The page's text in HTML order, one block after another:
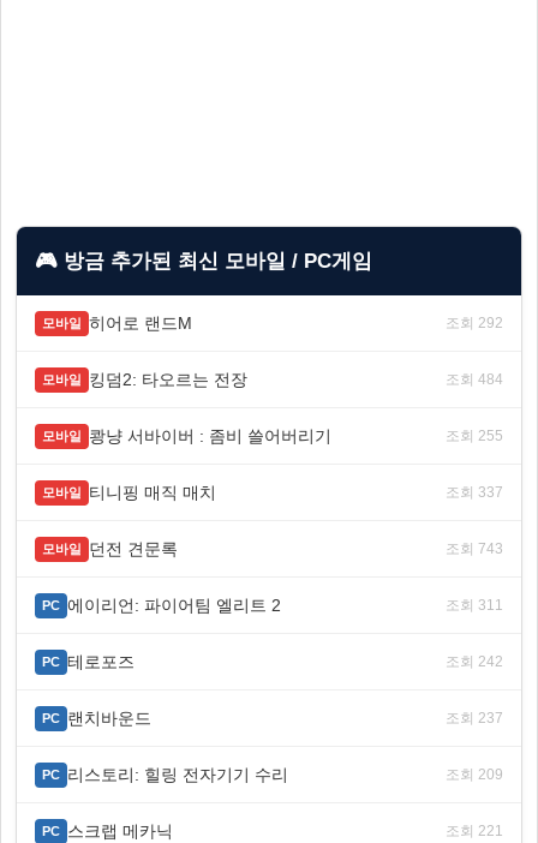
🎮 방금 추가된 최신 모바일 / PC게임
모바일 히어로 랜드M 조회 292
모바일 킹덤2: 타오르는 전장 조회 484
모바일 쾅냥 서바이버 : 좀비 쓸어버리기 조회 255
모바일 티니핑 매직 매치 조회 337
모바일 던전 견문록 조회 743
PC 에이리언: 파이어팀 엘리트 2 조회 311
PC 테로포즈 조회 242
PC 랜치바운드 조회 237
PC 리스토리: 힐링 전자기기 수리 조회 209
PC 스크랩 메카닉 조회 221